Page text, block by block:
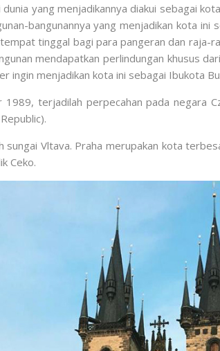
yang menjadikannya diakui sebagai
bangunannya yang menjadikan kota
tinggal bagi para pangeran dan raja-
mendapatkan perlindungan khusus
ingin menjadikan kota ini sebagai Ibukota
terjadilah perpecahan pada negara
Vltava. Praha merupakan kota
Ceko.